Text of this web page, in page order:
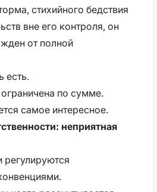
стихийного бедствия
вне его контроля, он
от полной
есть.
по сумме.
самое интересное.
неприятная